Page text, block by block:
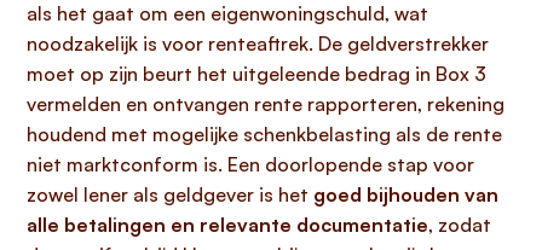
als het gaat om een eigenwoningschuld, wat
noodzakelijk is voor renteaftrek. De geldverstrekker
moet op zijn beurt het uitgeleende bedrag in Box 3
vermelden en ontvangen rente rapporteren, rekening
houdend met mogelijke schenkbelasting als de rente
niet marktconform is. Een doorlopende stap voor
zowel lener als geldgever is het goed bijhouden van
alle betalingen en relevante documentatie, zodat